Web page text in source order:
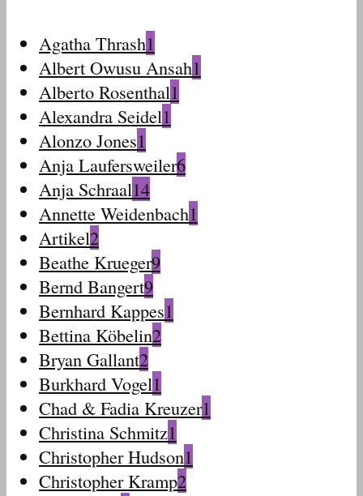
Agatha Thrash1
Albert Owusu Ansah1
Alberto Rosenthal1
Alexandra Seidel1
Alonzo Jones1
Anja Laufersweiler6
Anja Schraal14
Annette Weidenbach1
Artikel2
Beathe Krueger9
Bernd Bangert9
Bernhard Kappes1
Bettina Köbelin2
Bryan Gallant2
Burkhard Vogel1
Chad & Fadia Kreuzer1
Christina Schmitz1
Christopher Hudson1
Christopher Kramp2